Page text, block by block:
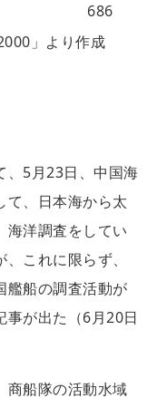
686
」より作成
、5月23日、中国海
て、日本海から太
海洋調査をしてい
これに限らず、
艦船の調査活動が
事が出た（6月20日
商船隊の活動水域